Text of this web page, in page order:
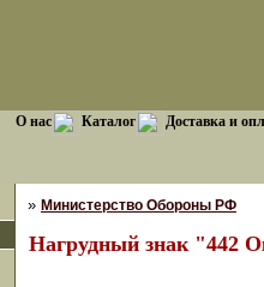
О нас Каталог Доставка и
» Министерство Обороны РФ
Нагрудный знак "442